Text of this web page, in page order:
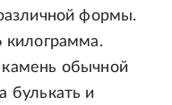
формы.
килограмма.
обычной
булькать и